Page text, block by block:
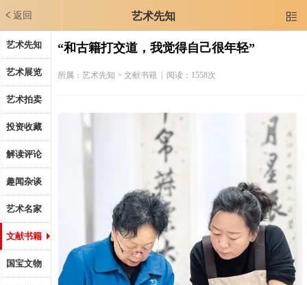
返回 艺术先知 
艺术先知
艺术展览
艺术拍卖
投资收藏
解读评论
趣闻杂谈
艺术名家
文献书籍
国宝文物
“和古籍打交道，我觉得自己很年轻”
所属：艺术先知 > 文献书籍 | 阅读：1558次